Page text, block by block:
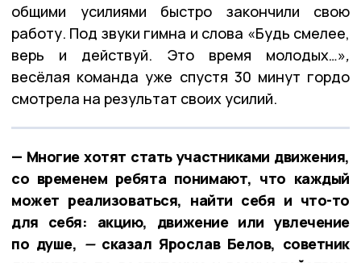
общими усилиями быстро закончили свою
работу. Под звуки гимна и слова «Будь смелее,
верь и действуй. Это время молодых…»,
весёлая команда уже спустя 30 минут гордо
смотрела на результат своих усилий.
— Многие хотят стать участниками движения,
со временем ребята понимают, что каждый
может реализоваться, найти себя и что-то
для себя: акцию, движение или увлечение
по душе, — сказал Ярослав Белов, советник